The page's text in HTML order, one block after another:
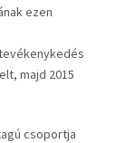
ezen
majd 2015
csoportja